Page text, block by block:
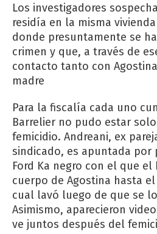
Los investigadores
residía en la misma
donde presuntamente se
crimen y que, a través de
contacto tanto con
madre
Para la fiscalía cada uno
Barrelier no pudo estar
femicidio. Andreani, ex
sindicado, es apuntada por
Ford Ka negro con el que
cuerpo de Agostina hasta
cual lavó luego de que se
Asimismo, aparecieron
ve juntos después del